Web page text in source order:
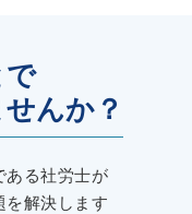
で
んか？
ある社労士が
を解決します